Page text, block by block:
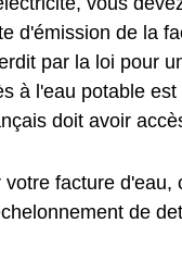
d'émission de la
par la loi pour
à l'eau potable
doit avoir
facture
de